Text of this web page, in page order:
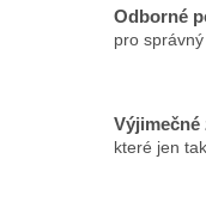
Odborné
pro
Výjimečné
které jen